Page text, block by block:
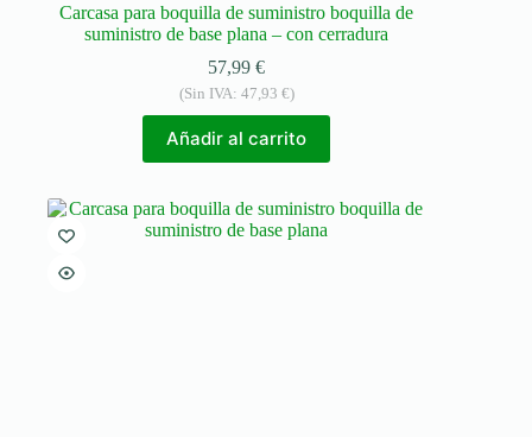
Carcasa para boquilla de suministro boquilla de
suministro de base plana – con cerradura
57,99€
(Sin IVA: 47,93 €)
Añadir al carrito